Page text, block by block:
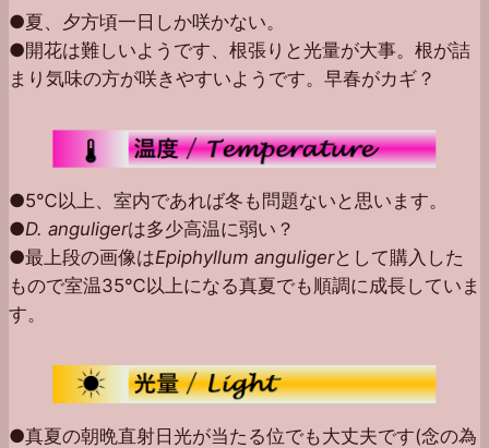
●夏、夕方頃一日しか咲かない。
●開花は難しいようです、根張りと光量が大事。根が詰
まり気味の方が咲きやすいようです。早春がカギ？
●5℃以上、室内であれば冬も問題ないと思います。
●D. anguligerは多少高温に弱い？
●最上段の画像はEpiphyllum anguligerとして購入した
もので室温35℃以上になる真夏でも順調に成長していま
す。
●真夏の朝晩直射日光が当たる位でも大丈夫です(念の為